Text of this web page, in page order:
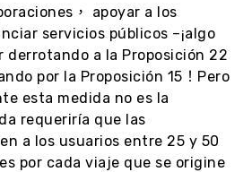
， apoyar a los
servicios públicos –¡algo
derrotando a la Proposición 22
por la Proposición 15！Pero
esta medida no es la
requeriría que las
a los usuarios entre 25 y 50
por cada viaje que se origine